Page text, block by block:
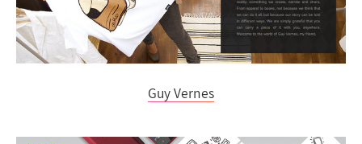
Guy Vernes